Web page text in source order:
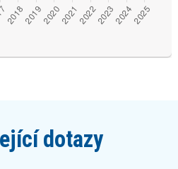
dotazy